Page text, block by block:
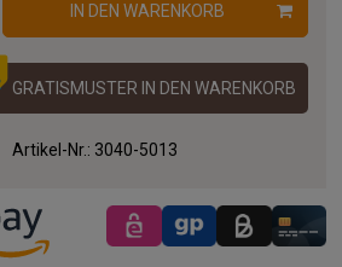
IN DEN WARENKORB
GRATISMUSTER IN DEN WARENKORB
Artikel-Nr.: 3040-5013